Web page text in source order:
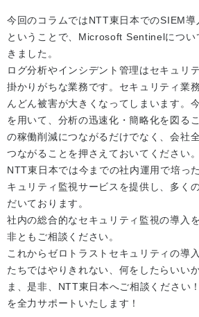
今回のコラムではNTT東日本でのSIEM導
ということで、Microsoft Sentinelについ
きました。
ログ分析やインシデント管理はセキュリ
掛かりがちな業務です。セキュリティ業
んどん被害が大きくなってしまいます。
を用いて、分析の迅速化・簡略化を図る
の稼働削減につながるだけでなく、会社
つながることを押さえておいてください。
NTT東日本では今までの社内運用で培っ
キュリティ監視サービスを提供し、多く
だいております。
社内の総合的なセキュリティ監視の導入
非ともご相談ください。
これからゼロトラストセキュリティの導
たちではやりきれない、何をしたらいい
ま、是非、NTT東日本へご相談ください
を全力サポートいたします！